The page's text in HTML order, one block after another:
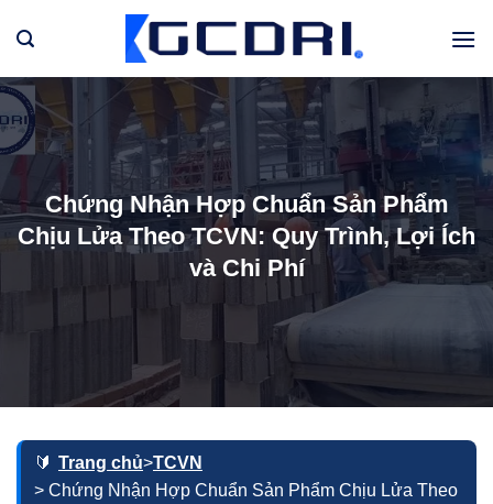
qua
dung
Chứng Nhận Hợp Chuẩn Sản Phẩm
Chịu Lửa Theo TCVN: Quy Trình, Lợi Ích
và Chi Phí
Trang chủ>TCVN
> Chứng Nhận Hợp Chuẩn Sản Phẩm Chịu Lửa Theo